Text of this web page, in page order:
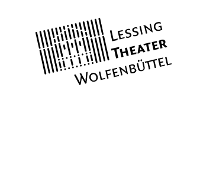
Lessing
Theater